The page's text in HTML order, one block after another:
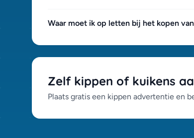
Waar moet ik op letten bij het kopen
Zelf kippen of kuikens
Plaats gratis een kippen advertentie en